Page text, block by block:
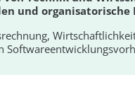
und